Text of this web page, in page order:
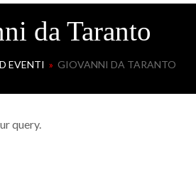
da Taranto
EVENTI » GIOVANNI DA TARANTO
query.